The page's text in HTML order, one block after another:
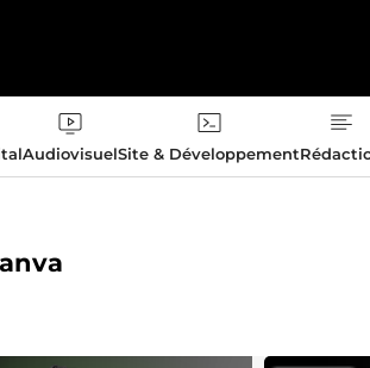
AudiovisuelSite & Développement